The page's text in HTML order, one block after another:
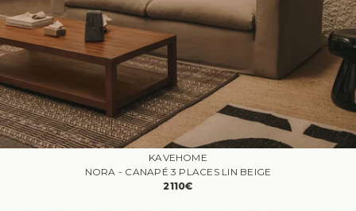
KAVEHOME
NORA - CANAPÉ 3 PLACES LIN BEIGE
2110€